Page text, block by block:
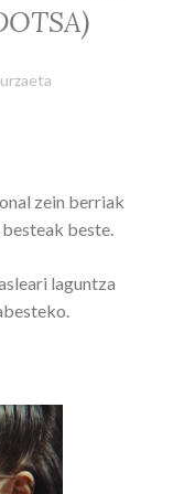
zein berriak
beste.
laguntza